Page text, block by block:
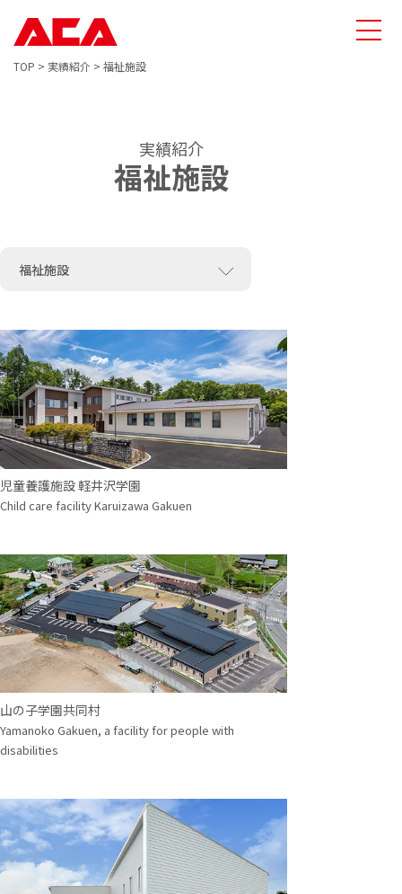
TOP > 実績紹介 > 福祉施設
実績紹介
福祉施設
児童養護施設 軽井沢学園
Child care facility Karuizawa Gakuen
山の子学園共同村
Yamanoko Gakuen, a facility for people with
disabilities